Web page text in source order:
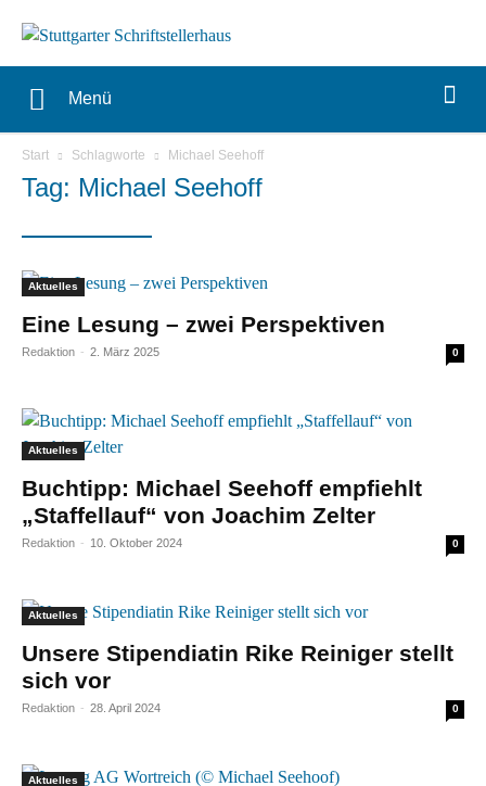
Menü
Start Schlagworte Michael Seehoff
Tag: Michael Seehoff
Aktuelles
Eine Lesung – zwei Perspektiven
Redaktion - 2. März 2025 0
Aktuelles
Buchtipp: Michael Seehoff empfiehlt
„Staffellauf“ von Joachim Zelter
Redaktion - 10. Oktober 2024 0
Aktuelles
Unsere Stipendiatin Rike Reiniger stellt
sich vor
Redaktion - 28. April 2024 0
Aktuelles